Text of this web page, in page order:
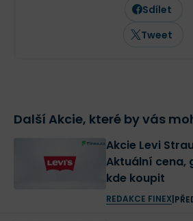
Sdílet
Tweet
Další Akcie, které by vás
Akcie Levi
Aktuální cena,
kde koupit
REDAKCE FINEX|